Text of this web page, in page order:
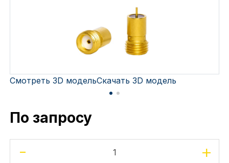
Смотреть 3D модельСкачать 3D модель
По запросу
- +